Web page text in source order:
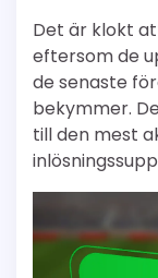
Det är klokt
eftersom de
de senaste
bekymmer.
till den mest